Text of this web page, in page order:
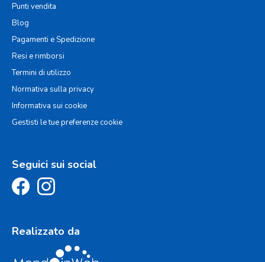
Punti vendita
Blog
Pagamenti e Spedizione
Resi e rimborsi
Termini di utilizzo
Normativa sulla privacy
Informativa sui cookie
Gestisti le tue preferenze cookie
Seguici sui social
Realizzato da